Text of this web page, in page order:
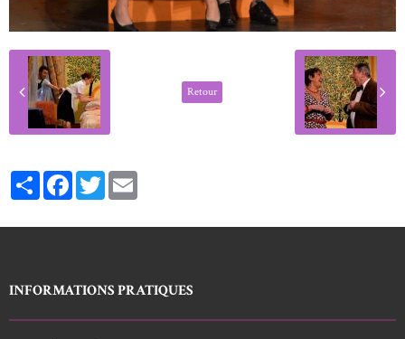
Retour
PartagerFacebookTwitter
INFORMATIONS PRATIQUES